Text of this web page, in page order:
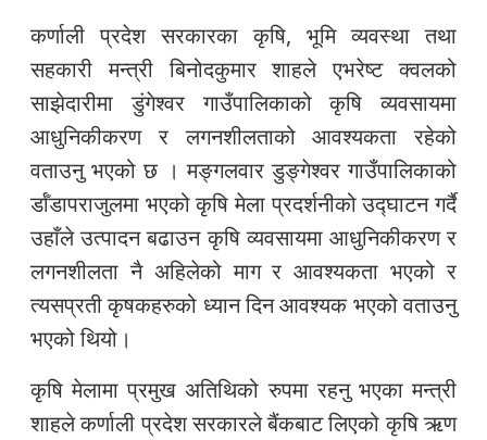
कर्णाली प्रदेश सरकारका कृषि, भूमि व्यवस्था तथा
सहकारी मन्त्री बिनोदकुमार शाहले एभरेष्ट क्वलको
साझेदारीमा डुंगेश्वर गाउँपालिकाको कृषि व्यवसायमा
आधुनिकीकरण र लगनशीलताको आवश्यकता रहेको
वताउनु भएको छ । मङ्गलवार डुङ्गेश्वर गाउँपालिकाको
र्डाँडापराजुलमा भएको कृषि मेला प्रदर्शनीको उद्घाटन गर्दै
उहाँले उत्पादन बढाउन कृषि व्यवसायमा आधुनिकीकरण र
लगनशीलता नै अहिलेको माग र आवश्यकता भएको र
त्यसप्रती कृषकहरुको ध्यान दिन आवश्यक भएको वताउनु
भएको थियो।
कृषि मेलामा प्रमुख अतिथिको रुपमा रहनु भएका मन्त्री
शाहले कर्णाली प्रदेश सरकारले बैंकबाट लिएको कृषि ऋण